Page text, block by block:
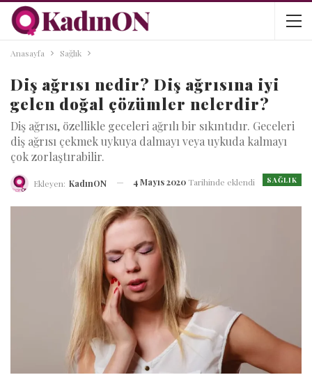
Anasayfa Sağlık
Diş ağrısı nedir? Diş ağrısına iyi
gelen doğal çözümler nelerdir?
Diş ağrısı, özellikle geceleri ağrılı bir sıkıntıdır. Geceleri
diş ağrısı çekmek uykuya dalmayı veya uykuda kalmayı
çok zorlaştırabilir.
SAĞLIK
Ekleyen: KadınON 4 Mayıs 2020 Tarihinde eklendi